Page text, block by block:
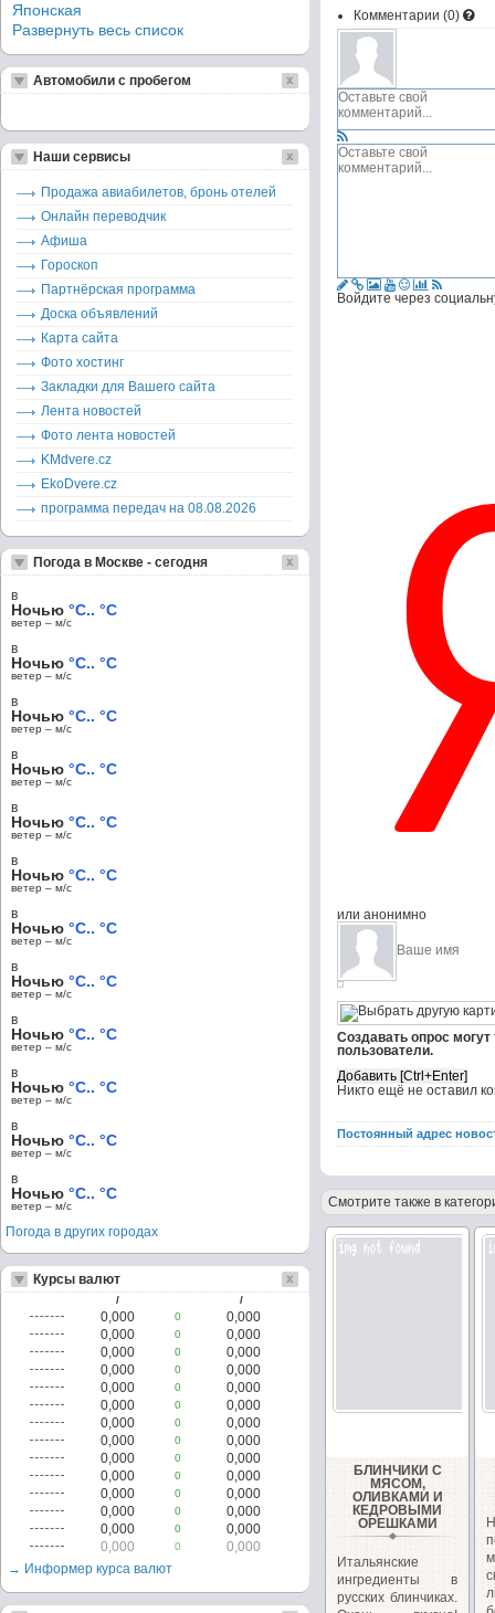
Комментарии (0)
Войдите через
или анонимно
Создавать опрос
пользователи.
Никто ещё не оставил
Постоянный адрес
Смотрите также в
БЛИНЧИКИ С
МЯСОМ,
ОЛИВКАМИ И
КЕДРОВЫМИ
ОРЕШКАМИ
Итальянские
ингредиенты в
русских блинчиках.
Японская
Развернуть весь список
Автомобили с пробегом
Наши сервисы
Продажа авиабилетов, бронь отелей
Онлайн переводчик
Афиша
Гороскоп
Партнёрская программа
Доска объявлений
Карта сайта
Фото хостинг
Закладки для Вашего сайта
Лента новостей
Фото лента новостей
KMdvere.cz
EkoDvere.cz
программа передач на 08.08.2026
Погода в Москве - сегодня
в
Ночью °C.. °C
ветер – м/c
в
Ночью °C.. °C
ветер – м/c
в
Ночью °C.. °C
ветер – м/c
в
Ночью °C.. °C
ветер – м/c
в
Ночью °C.. °C
ветер – м/c
в
Ночью °C.. °C
ветер – м/c
в
Ночью °C.. °C
ветер – м/c
в
Ночью °C.. °C
ветер – м/c
в
Ночью °C.. °C
ветер – м/c
в
Ночью °C.. °C
ветер – м/c
в
Ночью °C.. °C
ветер – м/c
в
Ночью °C.. °C
ветер – м/c
Погода в других городах
Курсы валют
/ /
0,000 0
0,000
0,000
0
0,000
0,000
0
0,000
0,000
0
0,000
0,000
0
0,000
0,000
0
0,000
0,000
0
0,000
0,000
0
0,000
0,000
0
0,000
0,000
0
0,000
0,000
0
0,000
0,000
0
0,000
0,000
0
0,000
0,000
0
0,000
→ Информер курса валют